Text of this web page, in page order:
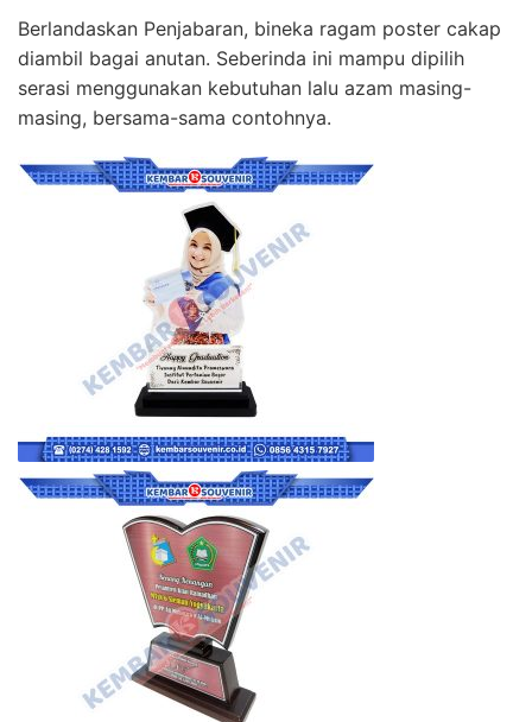
Berlandaskan Penjabaran, bineka ragam poster cakap
diambil bagai anutan. Seberinda ini mampu dipilih
serasi menggunakan kebutuhan lalu azam masing-
masing, bersama-sama contohnya.